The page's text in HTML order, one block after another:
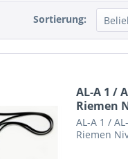
Sortierung:
AL-A 1 /
Riemen
AL-A 1 /
Riemen